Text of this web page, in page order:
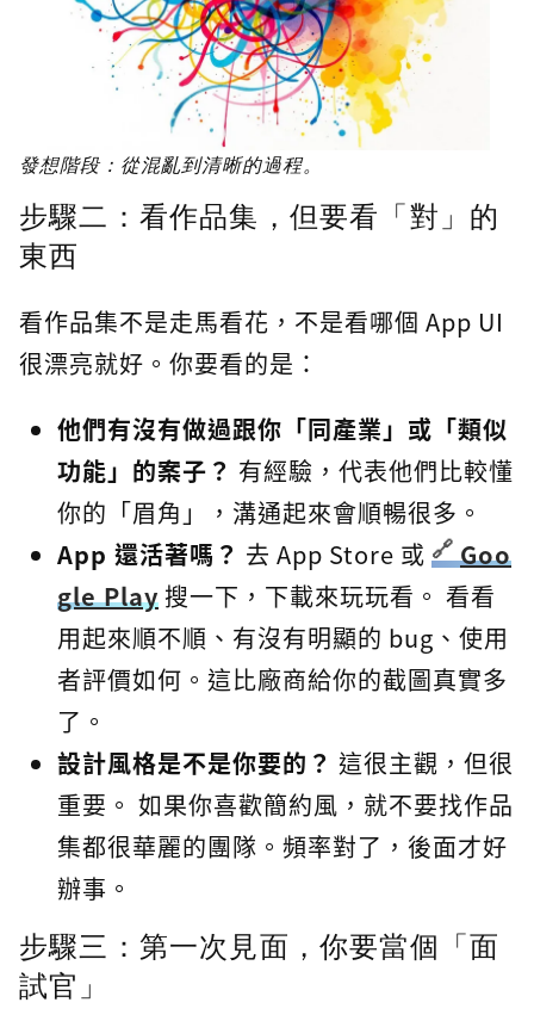
發想階段：從混亂到清晰的過程。
步驟二：看作品集，但要看「對」的
東西
看作品集不是走馬看花，不是看哪個 App UI
很漂亮就好。你要看的是：
他們有沒有做過跟你「同產業」或「類似
功能」的案子？ 有經驗，代表他們比較懂
你的「眉角」，溝通起來會順暢很多。
App 還活著嗎？ 去 App Store 或
Goo
gle Play 搜一下，下載來玩玩看。 看看
用起來順不順、有沒有明顯的 bug、使用
者評價如何。這比廠商給你的截圖真實多
了。
設計風格是不是你要的？ 這很主觀，但很
重要。 如果你喜歡簡約風，就不要找作品
集都很華麗的團隊。頻率對了，後面才好
辦事。
步驟三：第一次見面，你要當個「面
試官」